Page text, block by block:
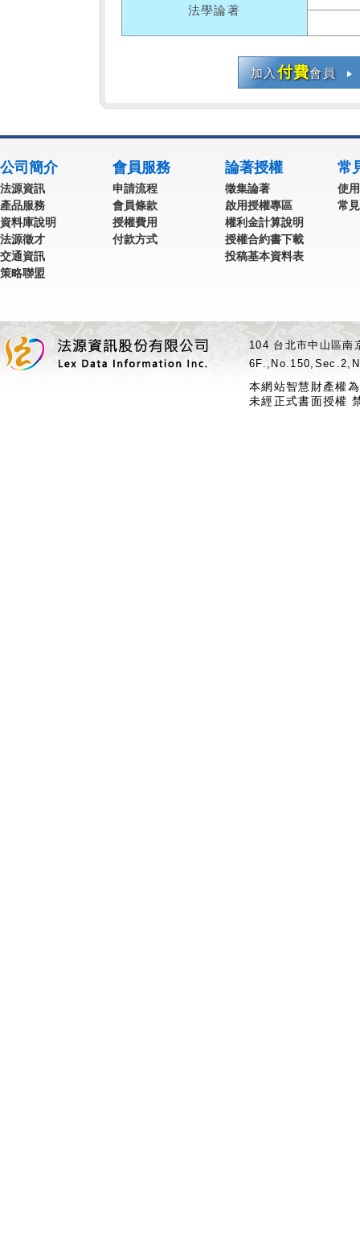
法學論著
加入付費會員
公司簡介
法源資訊
產品服務
資料庫說明
法源徵才
交通資訊
策略聯盟
會員服務
申請流程
會員條款
授權費用
付款方式
論著授權
徵集論著
啟用授權專區
權利金計算說明
授權合約書下載
投稿基本資料表
常
使
常
104 台北市中山區
本網站智慧財產權
未經正式書面授權